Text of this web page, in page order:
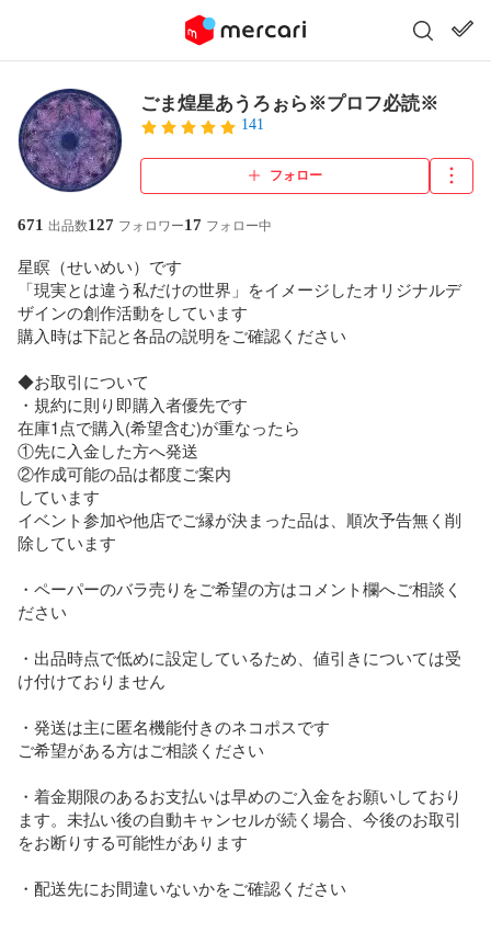
ごま煌星あうろぉら※プロフ必読※
141
フォロー
671 出品数127 フォロワー17 フォロー中
星瞑（せいめい）です
「現実とは違う私だけの世界」をイメージしたオリジナルデ
ザインの創作活動をしています
購入時は下記と各品の説明をご確認ください
◆お取引について
・規約に則り即購入者優先です
在庫1点で購入(希望含む)が重なったら
①先に入金した方へ発送
②作成可能の品は都度ご案内
しています
イベント参加や他店でご縁が決まった品は、順次予告無く削
除しています
・ペーパーのバラ売りをご希望の方はコメント欄へご相談く
ださい
・出品時点で低めに設定しているため、値引きについては受
け付けておりません
・発送は主に匿名機能付きのネコポスです
ご希望がある方はご相談ください
・着金期限のあるお支払いは早めのご入金をお願いしており
ます。未払い後の自動キャンセルが続く場合、今後のお取引
をお断りする可能性があります
・配送先にお間違いないかをご確認ください